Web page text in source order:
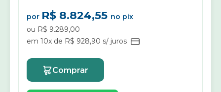
por R$ 8.824,55 no pix
ou R$ 9.289,00
em 10x de R$ 928,90 s/ juros
Comprar